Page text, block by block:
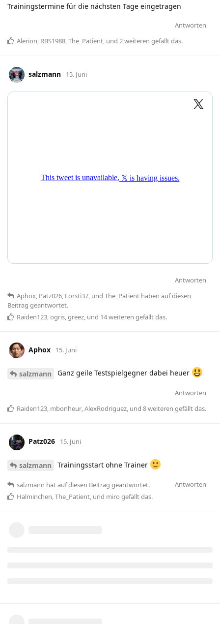
Trainingstermine für die nächsten Tage eingetragen
Antworten
Alerion, RBS1988,The_Patient, und 2weiteren gefällt das.
salzmann 15. Juni
Antworten
Aphox, Patz026, Forsti37, und The_Patient haben auf diesen
Beitrag geantwortet.
Raiden123,ogris,greez, und 14weiteren gefällt das.
Aphox 15. Juni
salzmann Ganz geile Testspielgegner dabei heuer
Antworten
Raiden123, mbonheur,AlexRodriguez, und 8weiteren gefällt das.
Patz026 15. Juni
salzmann Trainingsstart ohne Trainer
Antworten
salzmann hatauf diesen Beitrag geantwortet.
Halminchen,The_Patient, und miro gefällt das.